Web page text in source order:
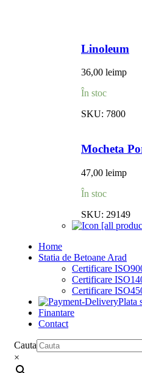
Linoleum
36,00 leimp
În stoc
SKU: 7800
Mocheta
47,00 leimp
În stoc
SKU: 29149
Home
Statia de Betoane Arad
Certificare
Certificare
Certificare
Plata
Finantare
Contact
Cauta
×